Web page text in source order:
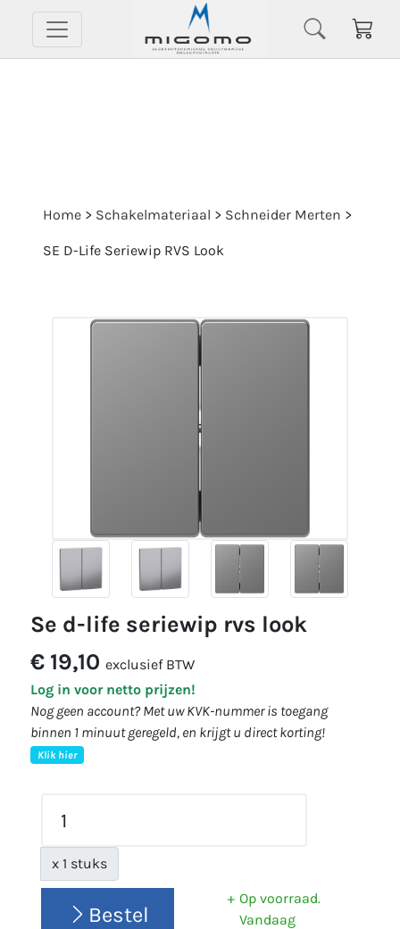
Home > Schakelmateriaal > Schneider Merten >
SE D-Life Seriewip RVS Look
se d-life seriewip rvs look
€ 19,10 exclusief BTW
Log in voor netto prijzen!
Nog geen account? Met uw KVK-nummer is toegang
binnen 1 minuut geregeld, en krijgt u direct korting!
Klik hier
x 1 stuks
Bestel
Op voorraad.
Vandaag